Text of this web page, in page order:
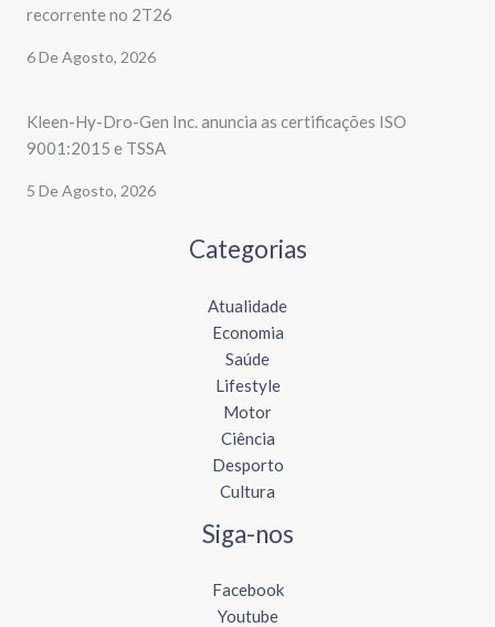
recorrente no 2T26
6 De Agosto, 2026
Kleen-Hy-Dro-Gen Inc. anuncia as certificações ISO
9001:2015 e TSSA
5 De Agosto, 2026
Categorias
Atualidade
Economia
Saúde
Lifestyle
Motor
Ciência
Desporto
Cultura
Siga-nos
Facebook
Youtube